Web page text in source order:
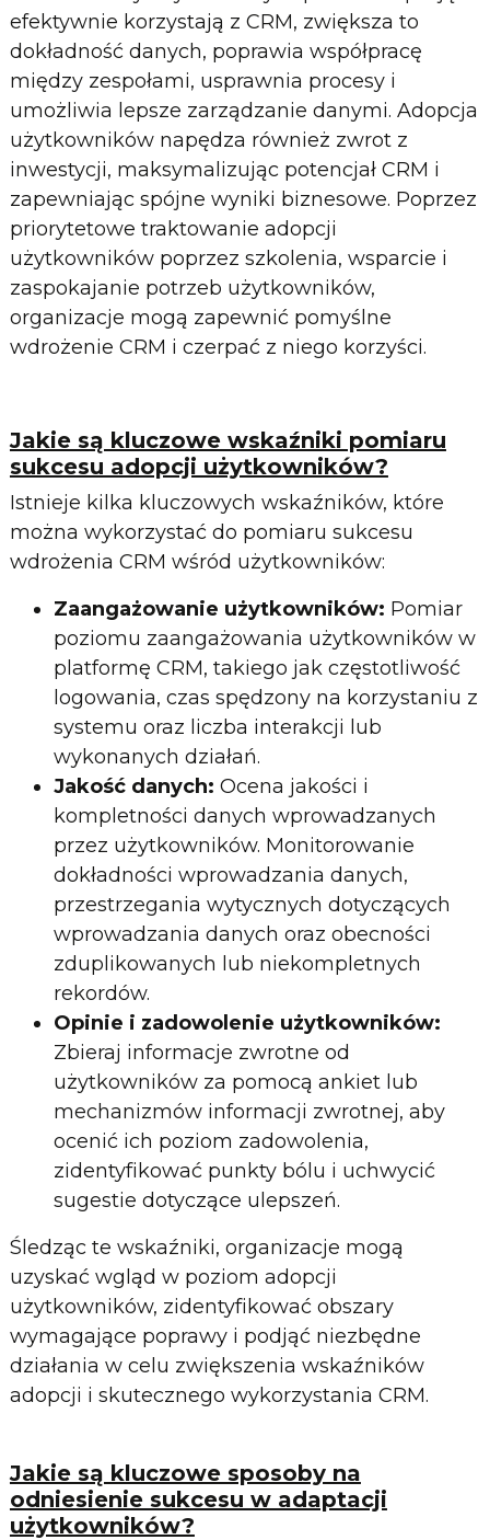
efektywnie korzystają z CRM, zwiększa to
dokładność danych, poprawia współpracę
między zespołami, usprawnia procesy i
umożliwia lepsze zarządzanie danymi. Adopcja
użytkowników napędza również zwrot z
inwestycji, maksymalizując potencjał CRM i
zapewniając spójne wyniki biznesowe. Poprzez
priorytetowe traktowanie adopcji
użytkowników poprzez szkolenia, wsparcie i
zaspokajanie potrzeb użytkowników,
organizacje mogą zapewnić pomyślne
wdrożenie CRM i czerpać z niego korzyści.
Jakie są kluczowe wskaźniki pomiaru
sukcesu adopcji użytkowników?
Istnieje kilka kluczowych wskaźników, które
można wykorzystać do pomiaru sukcesu
wdrożenia CRM wśród użytkowników:
Zaangażowanie użytkowników: Pomiar
poziomu zaangażowania użytkowników w
platformę CRM, takiego jak częstotliwość
logowania, czas spędzony na korzystaniu z
systemu oraz liczba interakcji lub
wykonanych działań.
Jakość danych: Ocena jakości i
kompletności danych wprowadzanych
przez użytkowników. Monitorowanie
dokładności wprowadzania danych,
przestrzegania wytycznych dotyczących
wprowadzania danych oraz obecności
zduplikowanych lub niekompletnych
rekordów.
Opinie i zadowolenie użytkowników:
Zbieraj informacje zwrotne od
użytkowników za pomocą ankiet lub
mechanizmów informacji zwrotnej, aby
ocenić ich poziom zadowolenia,
zidentyfikować punkty bólu i uchwycić
sugestie dotyczące ulepszeń.
Śledząc te wskaźniki, organizacje mogą
uzyskać wgląd w poziom adopcji
użytkowników, zidentyfikować obszary
wymagające poprawy i podjąć niezbędne
działania w celu zwiększenia wskaźników
adopcji i skutecznego wykorzystania CRM.
Jakie są kluczowe sposoby na
odniesienie sukcesu w adaptacji
użytkowników?